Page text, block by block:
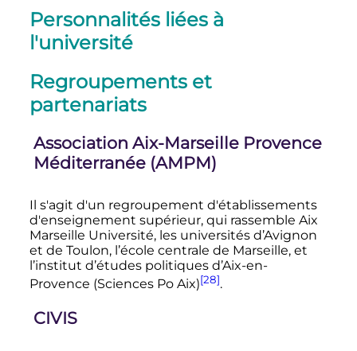
Personnalités liées à
l'université
Regroupements et
partenariats
Association Aix-Marseille Provence
Méditerranée (AMPM)
Il s'agit d'un regroupement d'établissements
d'enseignement supérieur, qui rassemble Aix
Marseille Université, les universités d’Avignon
et de Toulon, l’école centrale de Marseille, et
l’institut d’études politiques d’Aix-en-
Provence (Sciences Po Aix)[28].
CIVIS